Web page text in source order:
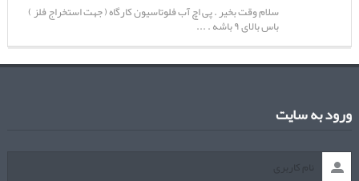
سلام وقت بخیر . پی اچ آب فلوتاسیون کارگاه ( جهت استخراج فلز )
باس بالای ۹ باشه . ...
ورود به سایت